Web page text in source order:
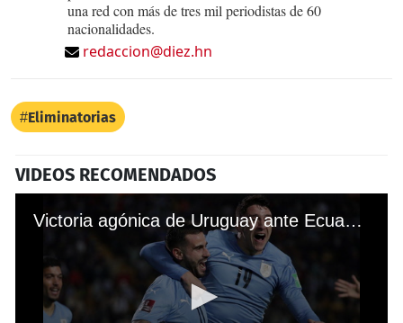
una red con más de tres mil periodistas de 60
nacionalidades.
redaccion@diez.hn
Eliminatorias
VIDEOS RECOMENDADOS
Victoria agónica de Uruguay ante Ecuador y le arrebata el tercer lugar en la eliminatoria